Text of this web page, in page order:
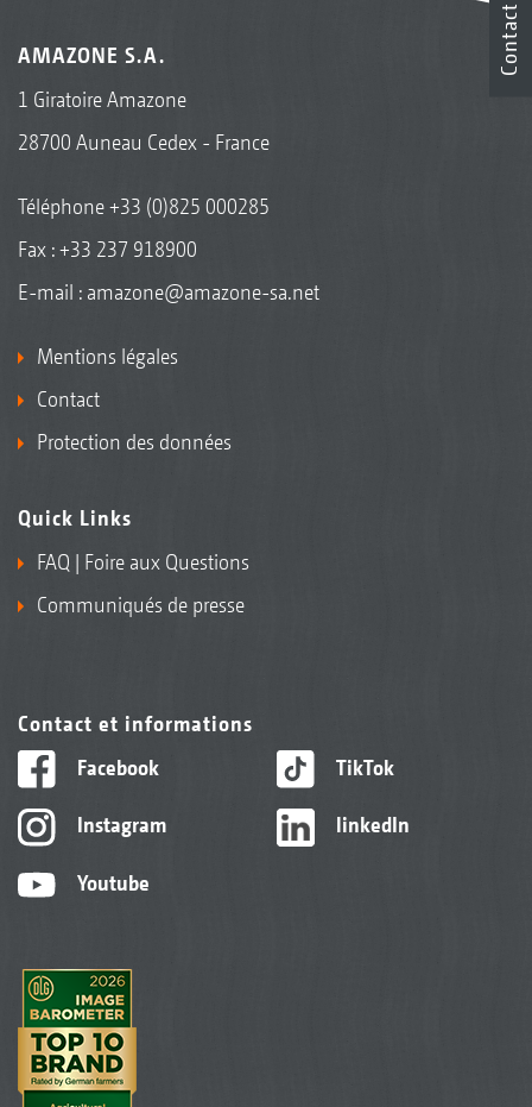
AMAZONE S.A.
1 Giratoire Amazone
28700 Auneau Cedex - France
Téléphone+33 (0)825 000285
Fax : +33 237 918900
E-mail : amazone@amazone-sa.net
Mentions légales
Contact
Protection des données
Quick Links
FAQ | Foire aux Questions
Communiqués de presse
Contact et informations
Facebook
Instagram
Youtube
TikTok
linkedIn
Contact